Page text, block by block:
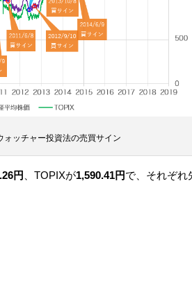
ォッチャー投資法の売買サイン
円 、TOPIXが1,590.41円で、それぞれ